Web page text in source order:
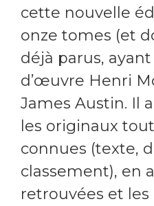
cette nouvelle
onze tomes (et
déjà parus,
d’œuvre Henri
James Austin. Il
les originaux
connues (texte,
classement), en
retrouvées et les